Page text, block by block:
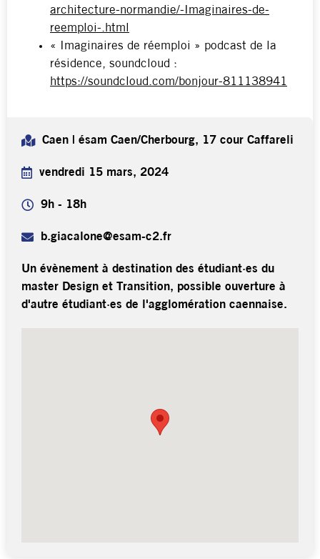
architecture-normandie/-Imaginaires-de-
reemploi-.html
« Imaginaires de réemploi » podcast de la
résidence, soundcloud :
https://soundcloud.com/bonjour-811138941
Caen | ésam Caen/Cherbourg, 17 cour Caffareli
vendredi 15 mars, 2024
9h - 18h
b.giacalone@esam-c2.fr
Un évènement à destination des étudiant·es du
master Design et Transition, possible ouverture à
d'autre étudiant·es de l'agglomération caennaise.